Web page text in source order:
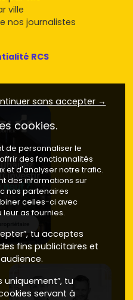
concentrer tes recherches
de ville: pratique pour
services, marché). Prix
la résidence principale
vue dégagée ou belles
zones d'activités: parfait
à l'autoroute et un
du neuf autour de
Aspiran
bonne
des prix entre3 500 et 3
et environs)
les vues. Les
ville
nos journalistes
RCS
sans accepter →
cookies.
de personnaliser le
des fonctionnalités
et d'analyser notre trafic.
des informations sur
nos partenaires
celles-ci avec
as fournies.
tu acceptes
fins publicitaires et
uniquement”, tu
servant à